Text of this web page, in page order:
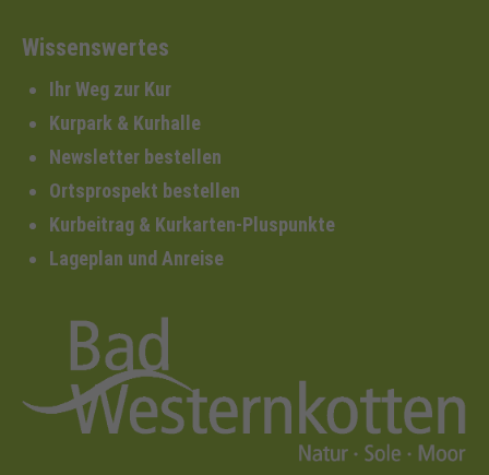
Wissenswertes
Ihr Weg zur Kur
Kurpark & Kurhalle
Newsletter bestellen
Ortsprospekt bestellen
Kurbeitrag & Kurkarten-Pluspunkte
Lageplan und Anreise